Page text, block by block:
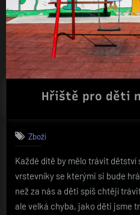
Hřiště pro děti
Zboží
Každé dítě by mělo trávit
vrstevníky se kterými si bude
než za nás a děti spíš chtějí
ale velká chyba, jako děti jsme